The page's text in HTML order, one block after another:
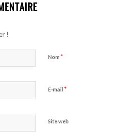
!
Nom *
E-mail *
Site web